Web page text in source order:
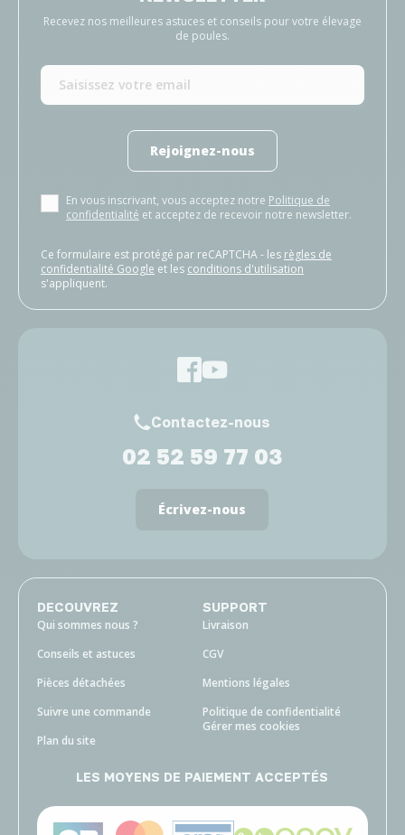
Recevez nos meilleures astuces et conseils pour votre élevage
de poules.
Rejoignez-nous
En vous inscrivant, vous acceptez notre Politique de
confidentialité et acceptez de recevoir notre newsletter.
Ce formulaire est protégé par reCAPTCHA - les règles de
confidentialité Google et les conditions d'utilisation
s'appliquent.
Contactez-nous
02 52 59 77 03
Écrivez-nous
DECOUVREZ
Qui sommes nous ?
Conseils et astuces
Pièces détachées
Suivre une commande
Plan du site
SUPPORT
Livraison
CGV
Mentions légales
Politique de confidentialité
Gérer mes cookies
LES MOYENS DE PAIEMENT ACCEPTÉS